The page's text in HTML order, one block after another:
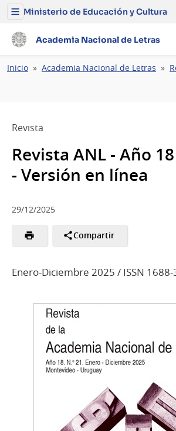
Menú
Ministerio
de
y
Cultura
Ministerio de Educación y Cultura
Academia Nacional de Letras
Ruta
Inicio Academia Nacional de Letras
Revista
Revista ANL - Año
- Versión en línea
29/12/2025
Compartir
Enero-Diciembre 2025 / ISSN